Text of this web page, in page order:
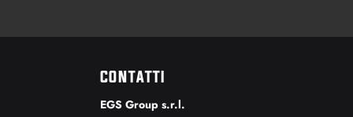
CONTATTI
EGS Group s.r.l.